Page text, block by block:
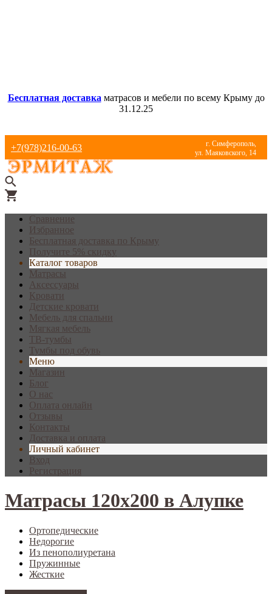
Бесплатная доставка матрасов и мебели по всему Крыму до
31.12.25
+7(978)216-00-63
г. Симферополь,
ул. Маяковского, 14
Сравнение
Избранное
Бесплатная доставка по Крыму
Получите 5% скидку
Каталог товаров
Матрасы
Аксессуары
Кровати
Детские кровати
Мебель для спальни
Мягкая мебель
ТВ-тумбы
Тумбы под обувь
Меню
Магазин
Блог
О нас
Оплата онлайн
Отзывы
Контакты
Доставка и оплата
Личный кабинет
Вход
Регистрация
Матрасы 120х200 в Алупке
Ортопедические
Недорогие
Из пенополиуретана
Пружинные
Жесткие